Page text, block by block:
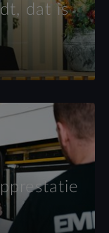
dat is